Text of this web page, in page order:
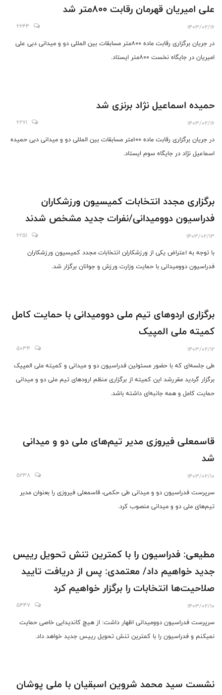
علی امیریان قهرمان رقابت ۸۰۰متر شد
1403/02/16
6644
در جریان برگزاری رقابت ماده ۸۰۰متر مسابقات بین المللی دو و میدانی دبی علی
امیریان در جایگاه نخست ۸۰۰متر ایستاد.
حمیده اسماعیل نژاد برنزی شد
1403/02/16
6271
در جریان برگزاری رقابت ماده ۱۰۰متر مسابقات بین المللی دو و میدانی دبی حمیده
اسماعیل نژاد در جایگاه سوم ایستاد.
برگزاری مجدد انتخابات کمیسیون ورزشکاران
فدراسیون دوومیدانی/نفرات جدید مشخص شدند
1403/02/13
6251
با توجه به اعتراض یکی از ورزشکارلن انتخابات مجدد کمیسیون ورزشکاران
فدراسیون دوومیدانی با حمایت وزارت ورزش و جوانان برگزار شد.
برگزاری اردوهای تیم ملی دوومیدانی با حمایت کامل
کمیته ملی المپیک
1403/02/12
5034
طی جلسه‌ای که با حضور مسئولین فدراسیون دو و میدانی و کمیته ملی المپیک
برگزار گردید مقررشد این کمیته از برگزاری منظم ارودهای تیم ملی دو و میدانی
حمایت کامل و همه جانبه‌ای داشته باشد.
قاسمعلی فیروزی مدیر تیم‌های ملی دو و میدانی
شد
1403/02/10
5238
سرپرست فدراسیون دو و میدانی طی حکمی، قاسمعلی فیروزی را بعنوان مدیر
تیم‌های ملی دو و میدانی منصوب کرد.
مطیعی: فدراسیون را با کمترین تنش تحویل رییس
جدید خواهیم داد/ معتمدی: پس از دریافت تایید
صلاحیت‌ها انتخابات را برگزار خواهیم کرد
1403/02/10
5447
سرپرست فدراسیون دوومیدانی اظهار داشت: از هیچ کاندیدایی خاصی حمایت
نمیکنم و فدراسیون را با کمترین تنش تحویل رییس جدید خواهد داد.
نشست سید محمد شروین اسبقیان با ملی پوشان